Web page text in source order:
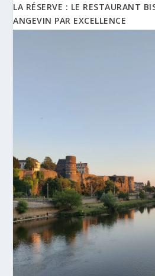
LA RÉSERVE : LE RESTAURANT
ANGEVIN PAR EXCELLENCE